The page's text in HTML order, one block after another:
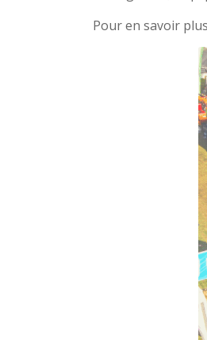
Pour en savoir